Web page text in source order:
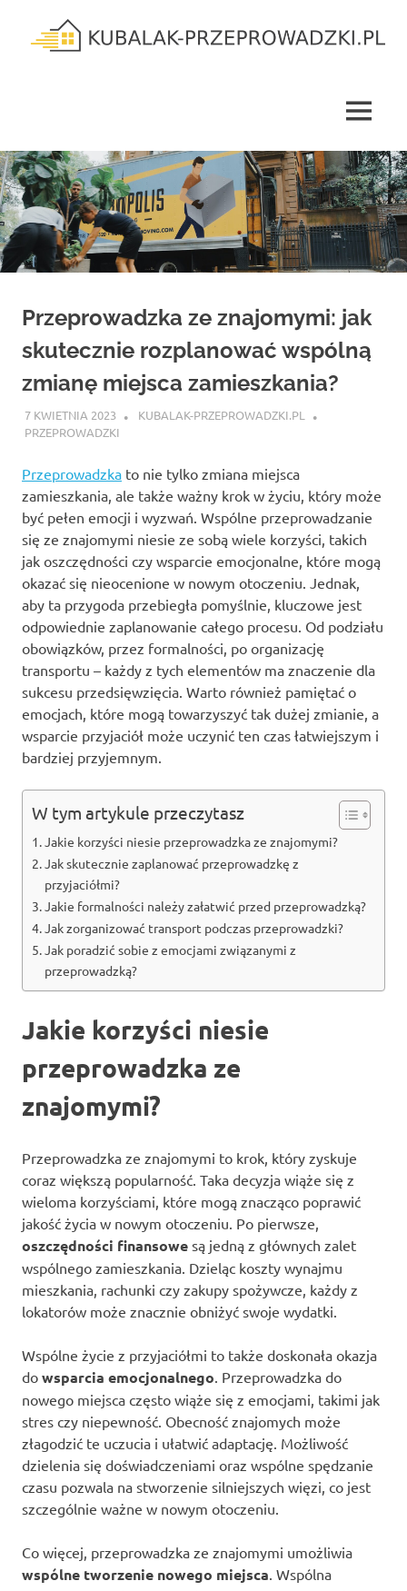
content
MENU
Przeprowadzka ze znajomymi: jak
skutecznie rozplanować wspólną
zmianę miejsca zamieszkania?
7 KWIETNIA 2023
KUBALAK-PRZEPROWADZKI.PL
PRZEPROWADZKI
Przeprowadzka to nie tylko zmiana miejsca
zamieszkania, ale także ważny krok w życiu, który może
być pełen emocji i wyzwań. Wspólne przeprowadzanie
się ze znajomymi niesie ze sobą wiele korzyści, takich
jak oszczędności czy wsparcie emocjonalne, które mogą
okazać się nieocenione w nowym otoczeniu. Jednak,
aby ta przygoda przebiegła pomyślnie, kluczowe jest
odpowiednie zaplanowanie całego procesu. Od podziału
obowiązków, przez formalności, po organizację
transportu – każdy z tych elementów ma znaczenie dla
sukcesu przedsięwzięcia. Warto również pamiętać o
emocjach, które mogą towarzyszyć tak dużej zmianie, a
wsparcie przyjaciół może uczynić ten czas łatwiejszym i
bardziej przyjemnym.
W tym artykule przeczytasz
Jakie korzyści niesie przeprowadzka ze znajomymi?
Jak skutecznie zaplanować przeprowadzkę z
przyjaciółmi?
Jakie formalności należy załatwić przed przeprowadzką?
Jak zorganizować transport podczas przeprowadzki?
Jak poradzić sobie z emocjami związanymi z
przeprowadzką?
Jakie korzyści niesie
przeprowadzka ze
znajomymi?
Przeprowadzka ze znajomymi to krok, który zyskuje
coraz większą popularność. Taka decyzja wiąże się z
wieloma korzyściami, które mogą znacząco poprawić
jakość życia w nowym otoczeniu. Po pierwsze,
oszczędności finansowe są jedną z głównych zalet
wspólnego zamieszkania. Dzieląc koszty wynajmu
mieszkania, rachunki czy zakupy spożywcze, każdy z
lokatorów może znacznie obniżyć swoje wydatki.
Wspólne życie z przyjaciółmi to także doskonała okazja
do wsparcia emocjonalnego . Przeprowadzka do
nowego miejsca często wiąże się z emocjami, takimi jak
stres czy niepewność. Obecność znajomych może
złagodzić te uczucia i ułatwić adaptację. Możliwość
dzielenia się doświadczeniami oraz wspólne spędzanie
czasu pozwala na stworzenie silniejszych więzi, co jest
szczególnie ważne w nowym otoczeniu.
Co więcej, przeprowadzka ze znajomymi umożliwia
wspólne tworzenie nowego miejsca . Wspólna